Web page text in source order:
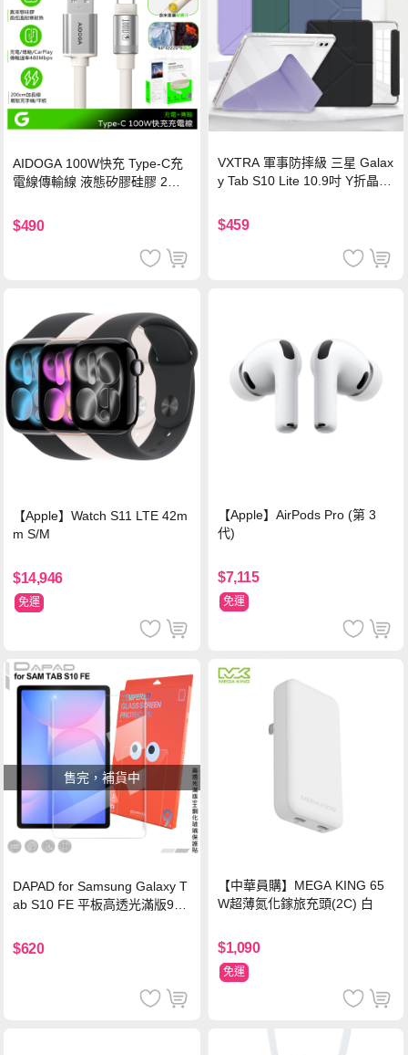
AIDOGA 100W快充 Type-C充
電線傳輸線 液態矽膠硅膠 2M
$490
VXTRA 軍事防摔級 三星 Galax
y Tab S10 Lite 10.9吋 Y折晶透
$459
【Apple】Watch S11 LTE 42m
m S/M
$14,946
免運
【Apple】AirPods Pro (第 3
代)
$7,115
免運
售完，補貨中
DAPAD for Samsung Galaxy T
ab S10 FE 平板高透光滿版9H
$620
【中華員購】MEGA KING 65
W超薄氮化鎵旅充頭(2C) 白
$1,090
免運